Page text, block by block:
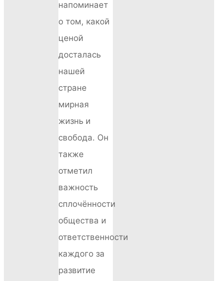
напоминает
о том, какой
ценой
досталась
нашей
стране
мирная
жизнь и
свобода. Он
также
отметил
важность
сплочённости
общества и
ответственности
каждого за
развитие